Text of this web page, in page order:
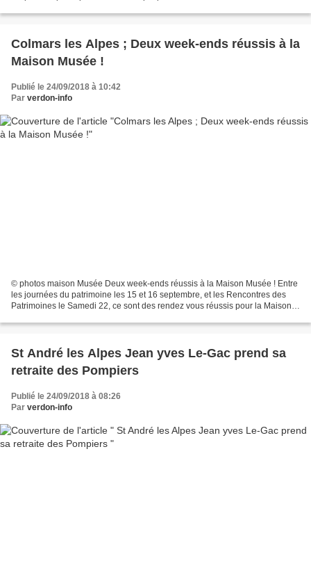
Colmars les Alpes ; Deux week-ends réussis à la
Maison Musée !
Publié le 24/09/2018 à 10:42
Par verdon-info
© photos maison Musée Deux week-ends réussis à la Maison Musée ! Entre
les journées du patrimoine les 15 et 16 septembre, et les Rencontres des
Patrimoines le Samedi 22, ce sont des rendez vous réussis pour la Maison
St André les Alpes Jean yves Le-Gac prend sa
retraite des Pompiers
Publié le 24/09/2018 à 08:26
Par verdon-info